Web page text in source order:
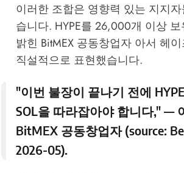
이러한 조합은 영향력 있는 지지
습니다. HYPE를 26,000개 이상
밝힌 BitMEX 공동창업자 아서 헤
직설적으로 표현했습니다.
"이번 불장이 끝나기 전에
SOL을 따라잡아야 합니다," —
BitMEX 공동창업자 (source:
2026-05).